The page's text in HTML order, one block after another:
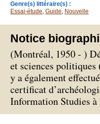
Genre(s) littéraire(s) :
Essai-étude, Guide, Nouvelle
Notice
(Montréal, 1950 - )
et sciences
y a également
certificat
Information Studies